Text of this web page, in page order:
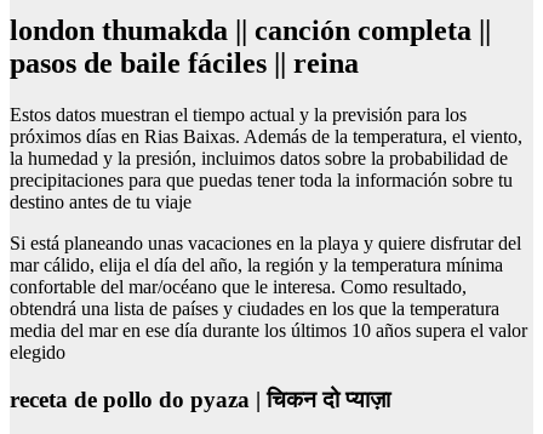
london thumakda || canción completa ||
pasos de baile fáciles || reina
Estos datos muestran el tiempo actual y la previsión para los
próximos días en Rias Baixas. Además de la temperatura, el viento,
la humedad y la presión, incluimos datos sobre la probabilidad de
precipitaciones para que puedas tener toda la información sobre tu
destino antes de tu viaje
Si está planeando unas vacaciones en la playa y quiere disfrutar del
mar cálido, elija el día del año, la región y la temperatura mínima
confortable del mar/océano que le interesa. Como resultado,
obtendrá una lista de países y ciudades en los que la temperatura
media del mar en ese día durante los últimos 10 años supera el valor
elegido
receta de pollo do pyaza | चिकन दो प्याज़ा